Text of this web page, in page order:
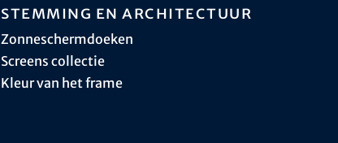
Stemming en architectuur
Zonneschermdoeken
Screens collectie
Kleur van het frame